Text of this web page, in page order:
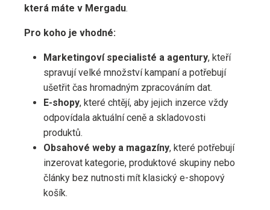
která máte v Mergadu.
Pro koho je vhodné:
Marketingoví specialisté a agentury, kteří
spravují velké množství kampaní a potřebují
ušetřit čas hromadným zpracováním dat.
E-shopy, které chtějí, aby jejich inzerce vždy
odpovídala aktuální ceně a skladovosti
produktů.
Obsahové weby a magazíny, které potřebují
inzerovat kategorie, produktové skupiny nebo
články bez nutnosti mít klasický e-shopový
košík.